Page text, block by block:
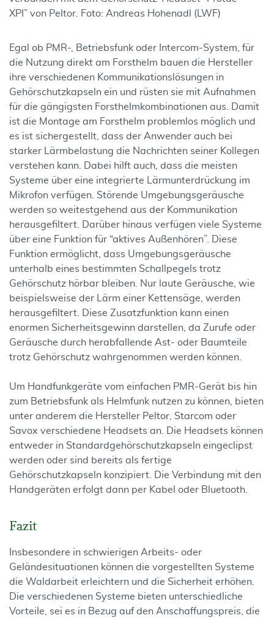
XPI” von Peltor. Foto: Andreas Hohenadl (LWF)
Egal ob PMR-, Betriebsfunk oder Intercom-System, für
die Nutzung direkt am Forsthelm bauen die Hersteller
ihre verschiedenen Kommunikationslösungen in
Gehörschutzkapseln ein und rüsten sie mit Aufnahmen
für die gängigsten Forsthelmkombinationen aus. Damit
ist die Montage am Forsthelm problemlos möglich und
es ist sichergestellt, dass der Anwender auch bei
starker Lärmbelastung die Nachrichten seiner Kollegen
verstehen kann. Dabei hilft auch, dass die meisten
Systeme über eine integrierte Lärmunterdrückung im
Mikrofon verfügen. Störende Umgebungsgeräusche
werden so weitestgehend aus der Kommunikation
herausgefiltert. Darüber hinaus verfügen viele Systeme
über eine Funktion für “aktives Außenhören”. Diese
Funktion ermöglicht, dass Umgebungsgeräusche
unterhalb eines bestimmten Schallpegels trotz
Gehörschutz hörbar bleiben. Nur laute Geräusche, wie
beispielsweise der Lärm einer Kettensäge, werden
herausgefiltert. Diese Zusatzfunktion kann einen
enormen Sicherheitsgewinn darstellen, da Zurufe oder
Geräusche durch herabfallende Ast- oder Baumteile
trotz Gehörschutz wahrgenommen werden können.
Um Handfunkgeräte vom einfachen PMR-Gerät bis hin
zum Betriebsfunk als Helmfunk nutzen zu können, bieten
unter anderem die Hersteller Peltor, Starcom oder
Savox verschiedene Headsets an. Die Headsets können
entweder in Standardgehörschutzkapseln eingeclipst
werden oder sind bereits als fertige
Gehörschutzkapseln konzipiert. Die Verbindung mit den
Handgeräten erfolgt dann per Kabel oder Bluetooth.
Fazit
Insbesondere in schwierigen Arbeits- oder
Geländesituationen können die vorgestellten Systeme
die Waldarbeit erleichtern und die Sicherheit erhöhen.
Die verschiedenen Systeme bieten unterschiedliche
Vorteile, sei es in Bezug auf den Anschaffungspreis, die